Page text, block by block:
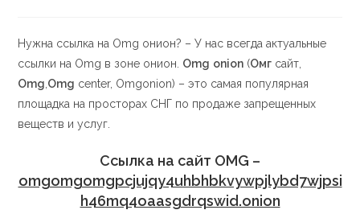
Нужна ссылка на Omg онион? – У нас всегда актуальные
ссылки на Omg в зоне онион. Omg onion (Омг сайт,
Omg Omg center, Omgonion) – это самая популярная
площадка на просторах СНГ по продаже запрещенных
веществ и услуг.
Ссылка на сайт OMG –
omgomgomgpcjujqy4uhbhbkvywpjlybd7wjpsi
h46mq4oaasgdrqswid.onion